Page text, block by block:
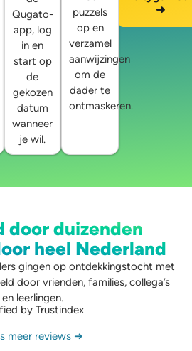
Qugato-
app, log
in en
start op
de
gekozen
datum
wanneer
je wil.
puzzels
op en
verzamel
aanwijzingen
om de
dader te
ontmaskeren.
➜
door duizenden
heel Nederland
gingen op ontdekkingstocht met
door vrienden, families, collega’s
en leerlingen.
by Trustindex
meer reviews ➜